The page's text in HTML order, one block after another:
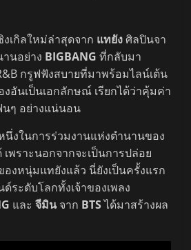
เกิลใหม่ล่าสุดจาก แทยังศิลปินจา
นอย่าง BIGBANG ที่กลับมา
กรูฟฟังสบายที่มาพร้อมไลน์เต้น
งอันเป็นเอกลักษณ์ เรียกได้ว่าคุ้มค่า
ๆ อย่างแน่นอน
นึ่งในการร่วมงานแห่งตำนานของ
เพราะนอกจากจะเป็นการปล่อย
องหนุ่มแทยังแล้ว นี่ยังเป็นครั้งแรก
ระดับโลกทั้งเจ้าของเพลง
และจีมินจาก BTSได้มาสร้างผล